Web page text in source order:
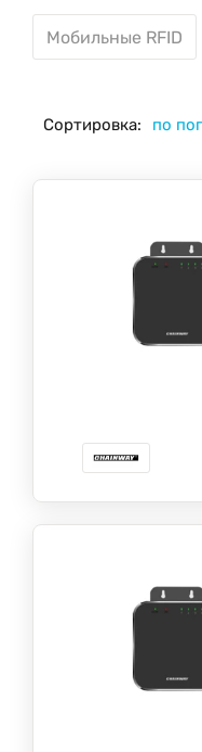
Мобильные RFID
Сортировка: по